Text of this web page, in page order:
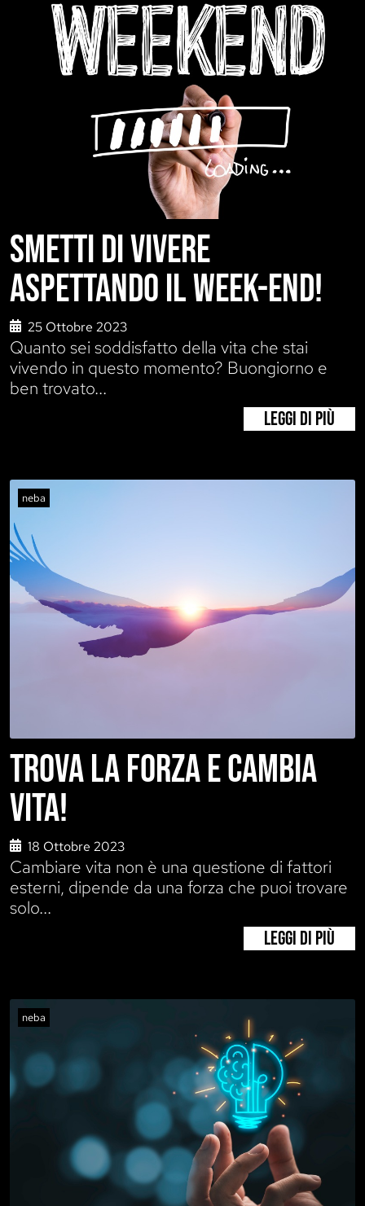
SMETTI DI VIVERE
ASPETTANDO IL WEEK-END!
25 Ottobre 2023
Quanto sei soddisfatto della vita che stai
vivendo in questo momento? Buongiorno e
ben trovato...
LEGGI DI PIÙ
neba
TROVA LA FORZA E CAMBIA
VITA!
18 Ottobre 2023
Cambiare vita non è una questione di fattori
esterni, dipende da una forza che puoi trovare
solo...
LEGGI DI PIÙ
neba